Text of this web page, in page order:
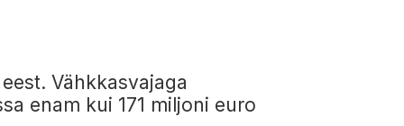
Vähkkasvajaga
enam kui 171 miljoni euro